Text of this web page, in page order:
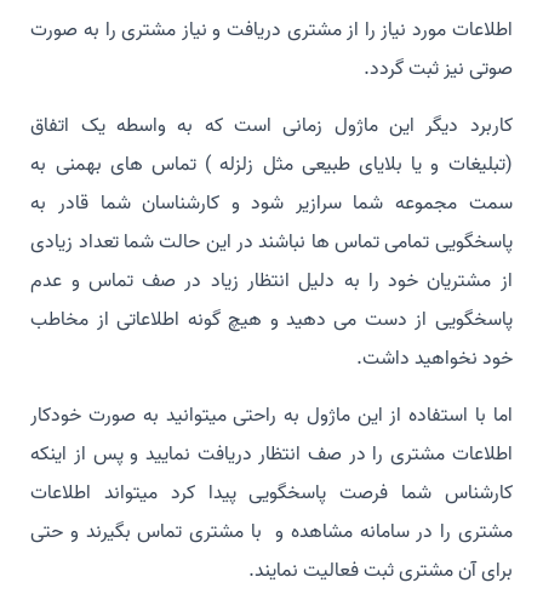
اطلاعات مورد نیاز را از مشتری دریافت و نیاز مشتری را به صورت
صوتی نیز ثبت گردد.
کاربرد دیگر این ماژول زمانی است که به واسطه یک اتفاق
(تبلیغات و یا بلایای طبیعی مثل زلزله ) تماس های بهمنی به
سمت مجموعه شما سرازیر شود و کارشناسان شما قادر به
پاسخگویی تمامی تماس ها نباشند در این حالت شما تعداد زیادی
از مشتریان خود را به دلیل انتظار زیاد در صف تماس و عدم
پاسخگویی از دست می دهید و هیچ گونه اطلاعاتی از مخاطب
خود نخواهید داشت.
اما با استفاده از این ماژول به راحتی میتوانید به صورت خودکار
اطلاعات مشتری را در صف انتظار دریافت نمایید و پس از اینکه
کارشناس شما فرصت پاسخگویی پیدا کرد میتواند اطلاعات
مشتری را در سامانه مشاهده و با مشتری تماس بگیرند و حتی
برای آن مشتری ثبت فعالیت نمایند.